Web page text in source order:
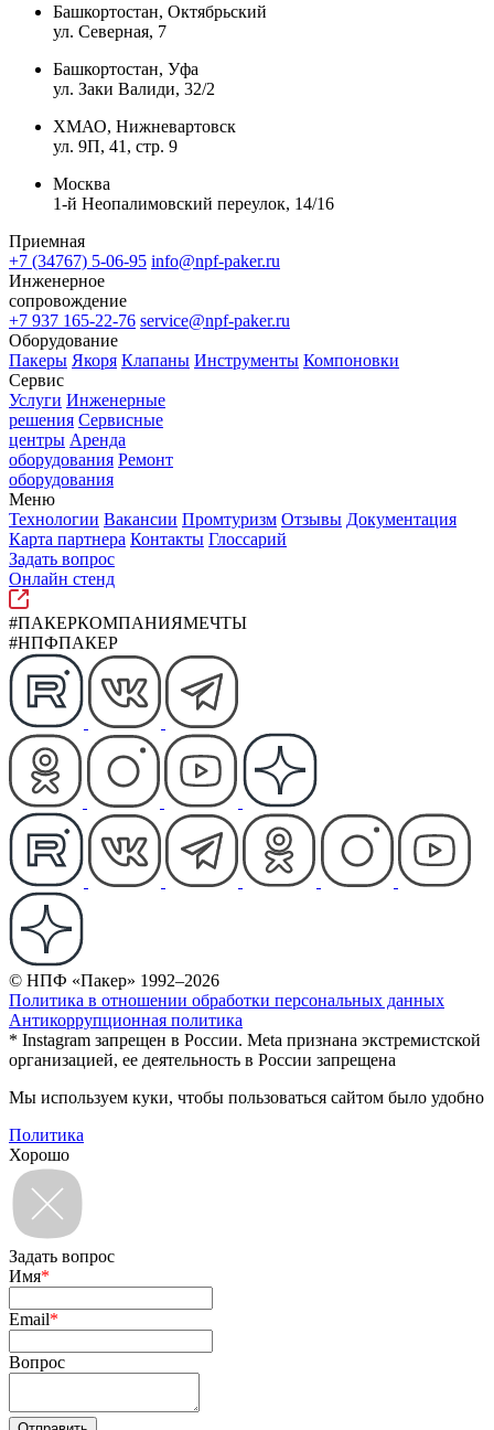
Башкортостан, Октябрьский
ул. Северная, 7
Башкортостан, Уфа
ул. Заки Валиди, 32/2
ХМАО, Нижневартовск
ул. 9П, 41, стр. 9
Москва
1-й Неопалимовский переулок, 14/16
Приемная
+7 (34767) 5-06-95 info@npf-paker.ru
Инженерное
сопровождение
+7 937 165-22-76 service@npf-paker.ru
Оборудование
Пакеры Якоря Клапаны Инструменты Компоновки
Сервис
Услуги Инженерные
решения Сервисные
центры Аренда
оборудования Ремонт
оборудования
Меню
Технологии Вакансии Промтуризм Отзывы Документация
Карта партнера Контакты Глоссарий
Задать вопрос
Онлайн стенд
#ПАКЕРКОМПАНИЯМЕЧТЫ
#НПФПАКЕР
© НПФ «Пакер» 1992–2026
Политика в отношении обработки персональных данных
Антикоррупционная политика
* Instagram запрещен в России. Meta признана экстремистской
организацией, ее деятельность в России запрещена
Мы используем куки, чтобы пользоваться сайтом было удобно
Политика
Хорошо
Задать вопрос
Имя*
Email*
Вопрос